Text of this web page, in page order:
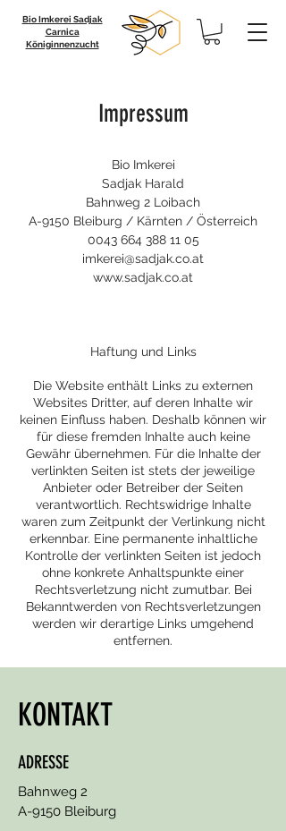
Bio Imkerei Sadjak
Carnica
Königinnenzucht
Impressum
Bio Imkerei
Sadjak Harald
Bahnweg 2 Loibach
A-9150 Bleiburg / Kärnten / Österreich
0043 664 388 11 05
imkerei@sadjak.co.at
www.sadjak.co.at
Haftung und Links
Die Website enthält Links zu externen
Websites Dritter, auf deren Inhalte wir
keinen Einfluss haben. Deshalb können wir
für diese fremden Inhalte auch keine
Gewähr übernehmen. Für die Inhalte der
verlinkten Seiten ist stets der jeweilige
Anbieter oder Betreiber der Seiten
verantwortlich. Rechtswidrige Inhalte
waren zum Zeitpunkt der Verlinkung nicht
erkennbar. Eine permanente inhaltliche
Kontrolle der verlinkten Seiten ist jedoch
ohne konkrete Anhaltspunkte einer
Rechtsverletzung nicht zumutbar. Bei
Bekanntwerden von Rechtsverletzungen
werden wir derartige Links umgehend
entfernen.
KONTAKT
ADRESSE
Bahnweg 2
A-9150 Bleiburg